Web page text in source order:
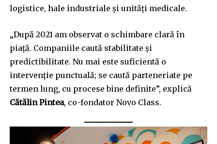
logistice, hale industriale și unități medicale.
„După 2021 am observat o schimbare clară în
piață. Companiile caută stabilitate și
predictibilitate. Nu mai este suficientă o
intervenție punctuală; se caută parteneriate pe
termen lung, cu procese bine definite”, explică
Cătălin Pintea, co-fondator Novo Class.